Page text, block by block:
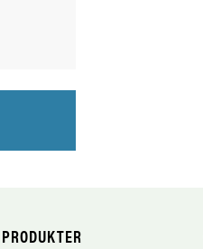
PRODUKTER